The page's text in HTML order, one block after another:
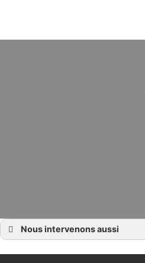
Nous intervenons aussi